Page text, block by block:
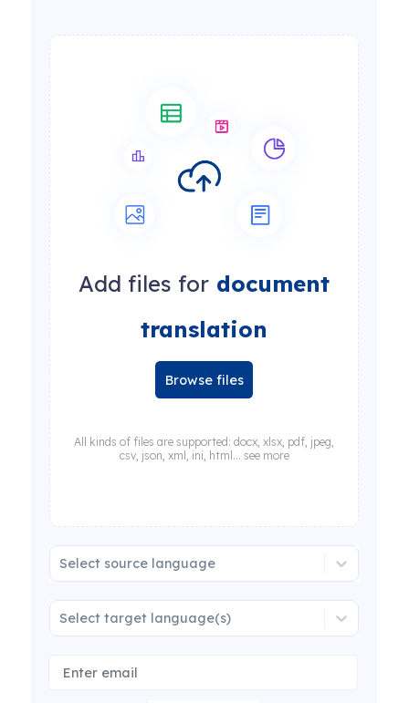
Add files for document
translation
Browse files
All kinds of files are supported: docx, xlsx, pdf, jpeg,
csv, json, xml, ini, html... see more
Select source language
Select target language(s)